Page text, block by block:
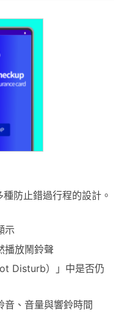
靠的鬧鈴
防止錯過行程的設計。
示
播放鬧鈴聲
Disturb）」中是否仍
音、音量與響鈴時間